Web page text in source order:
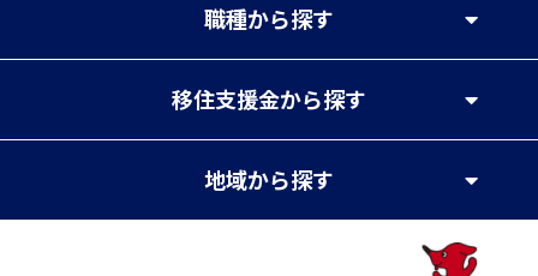
職種から探す
移住支援金から探す
地域から探す